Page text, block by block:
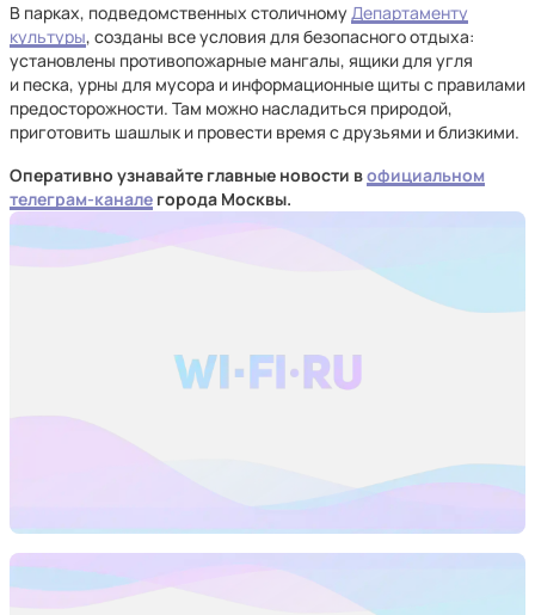
В парках, подведомственных столичномуДепартаменту
культуры, созданы все условия для безопасного отдыха:
установлены противопожарные мангалы, ящики для угля
и песка, урны для мусора и информационные щиты с правилами
предосторожности. Там можно насладиться природой,
приготовить шашлык и провести время с друзьями и близкими.
Оперативно узнавайте главные новости вофициальном
телеграм-канале города Москвы.